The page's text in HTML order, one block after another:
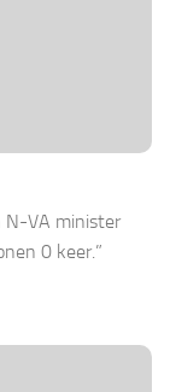
N-VA minister
0 keer.”